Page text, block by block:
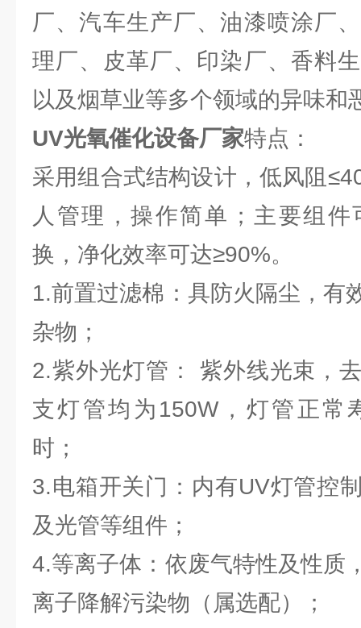
厂、汽车生产厂、油漆喷涂厂
理厂、皮革厂、印染厂、香料
以及烟草业等多个领域的异味和
UV光氧催化设备厂家特点：
采用组合式结构设计，低风阻
人管理，操作简单；主要组
换，净化效率可达≥90%。
1.前置过滤棉：具防火隔尘，有
杂物；
2.紫外光灯管： 紫外线光束，
支灯管均为150W，灯管正常
时；
3.电箱开关门：内有UV灯管控
及光管等组件；
4.等离子体：依废气特性及性质
离子降解污染物（属选配）；